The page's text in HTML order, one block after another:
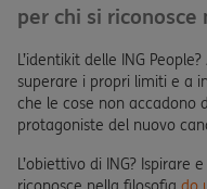
per chi si
L’identikit delle ING
superare i propri limiti e a
che le cose non accadono
protagoniste del nuovo
L’obiettivo di ING? Ispirare